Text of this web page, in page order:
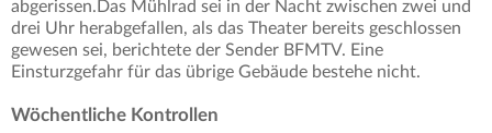
abgerissen.Das Mühlrad sei in der Nacht zwischen zwei und
drei Uhr herabgefallen, als das Theater bereits geschlossen
gewesen sei, berichtete der Sender BFMTV. Eine
Einsturzgefahr für das übrige Gebäude bestehe nicht.
Wöchentliche Kontrollen